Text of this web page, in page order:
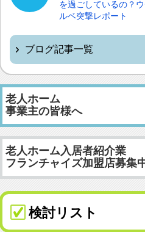
違うの？aa
を過ごしているの？
ルベ突撃レポート
ブログ記事一覧
老人ホーム
事業主の皆様へ
老人ホーム入居者紹介業
フランチャイズ加盟店募集
検討リスト